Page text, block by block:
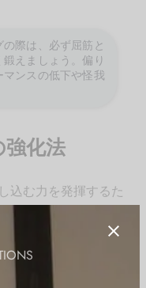
の際は、必ず屈筋と
えましょう。偏り
ンスの低下や怪我
化法
込む力を発揮するた
要な役割を担いま